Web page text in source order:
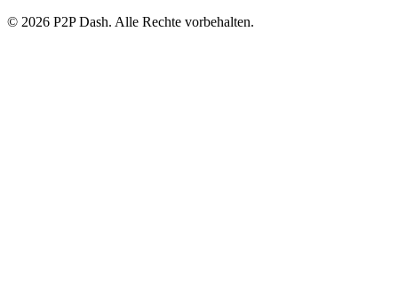
© 2026 P2P Dash. Alle Rechte vorbehalten.